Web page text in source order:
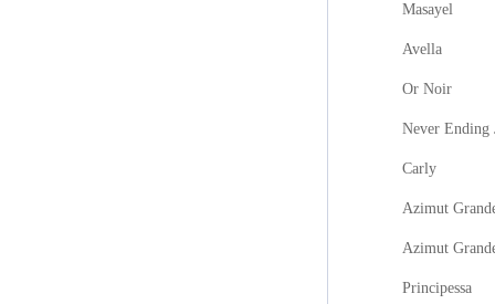
Masayel
Avella
Or Noir
Never Ending
Carly
Azimut
Azimut
Principessa